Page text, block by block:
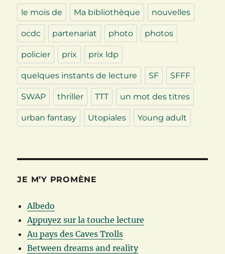
le mois de Ma bibliothèque nouvelles
ocdc partenariat photo photos
policier prix prix ldp
quelques instants de lecture SF SFFF
SWAP thriller TTT un mot des titres
urban fantasy Utopiales Young adult
JE M’Y PROMÈNE
Albedo
Appuyez sur la touche lecture
Au pays des Caves Trolls
Between dreams and reality